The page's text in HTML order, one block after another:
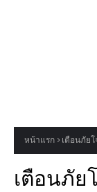
หน้าแรก เตือนภัย
เตือนภัย